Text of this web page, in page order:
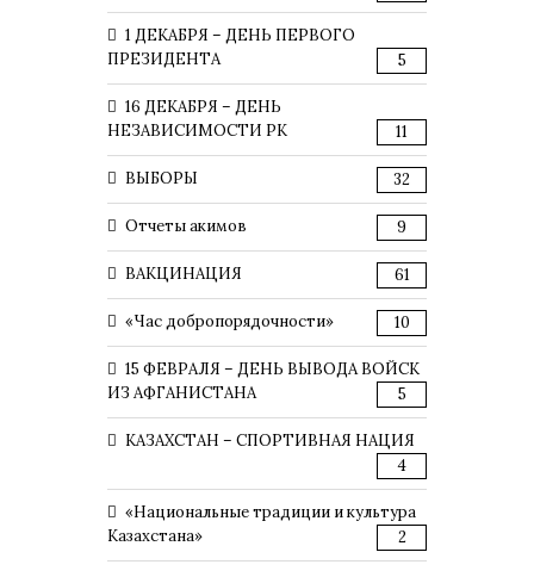
1 ДЕКАБРЯ – ДЕНЬ ПЕРВОГО
ПРЕЗИДЕНТА
5
16 ДЕКАБРЯ – ДЕНЬ
НЕЗАВИСИМОСТИ РК
11
ВЫБОРЫ 32
Отчеты акимов 9
ВАКЦИНАЦИЯ 61
«Час добропорядочности» 10
15 ФЕВРАЛЯ – ДЕНЬ ВЫВОДА ВОЙСК
ИЗ АФГАНИСТАНА
5
КАЗАХСТАН – СПОРТИВНАЯ НАЦИЯ
4
«Национальные традиции и культура
Казахстана»
2